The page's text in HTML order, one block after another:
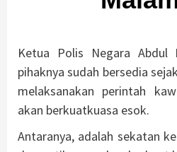
Ketua Polis Negara Abdul
pihaknya sudah bersedia
melaksanakan perintah
akan berkuatkuasa esok.
Antaranya, adalah sekatan